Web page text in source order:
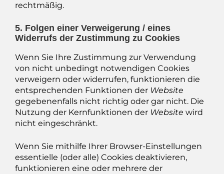
rechtmäßig.
5. Folgen einer Verweigerung / eines
Widerrufs der Zustimmung zu Cookies
Wenn Sie Ihre Zustimmung zur Verwendung
von nicht unbedingt notwendigen Cookies
verweigern oder widerrufen, funktionieren die
entsprechenden Funktionen der Website
gegebenenfalls nicht richtig oder gar nicht. Die
Nutzung der Kernfunktionen der Website wird
nicht eingeschränkt.
Wenn Sie mithilfe Ihrer Browser-Einstellungen
essentielle (oder alle) Cookies deaktivieren,
funktionieren eine oder mehrere der